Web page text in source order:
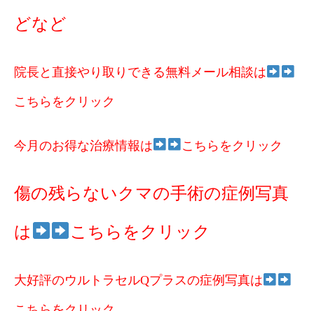
どなど
院長と直接やり取りできる無料メール相談は
こちらをクリック
今月のお得な治療情報は こちらをクリック
傷の残らないクマの手術の症例写真
は こちらをクリック
大好評のウルトラセルQプラスの症例写真は